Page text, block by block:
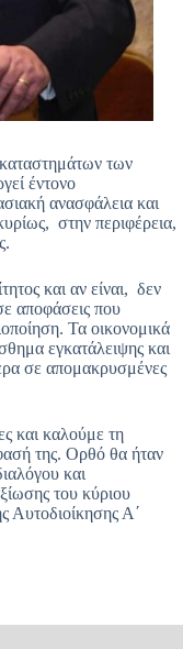
των
έντονο
ανασφάλεια και
στην περιφέρεια,
και αν είναι, δεν
αποφάσεις που
Τα οικονομικά
εγκατάλειψης και
σε απομακρυσμένες
και καλούμε τη
της. Ορθό θα ήταν
και
του κύριου
Αυτοδιοίκησης Α΄